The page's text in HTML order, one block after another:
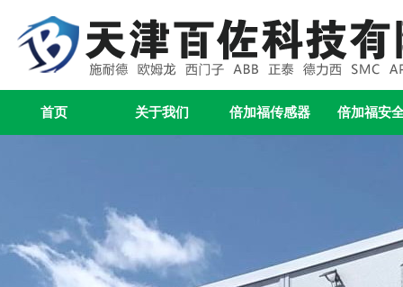
首页 关于我们 倍加福传感器 倍加福安